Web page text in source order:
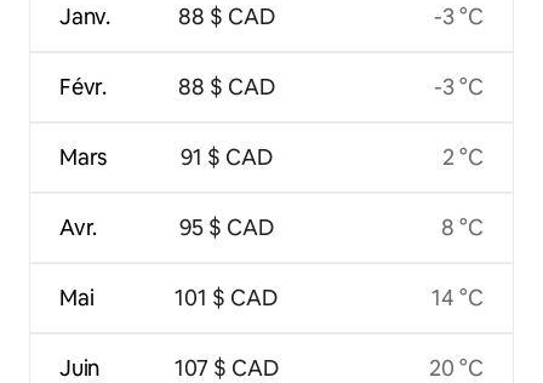
Janv.
Févr.
Mars
Avr.
Mai
Juin
88 $ CAD
88 $ CAD
91 $ CAD
95 $ CAD
101 $ CAD
107 $ CAD
-3 °C
-3 °C
2 °C
8 °C
14 °C
20 °C